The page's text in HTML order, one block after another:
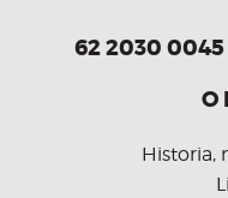
62 2030 0045
O
Historia,